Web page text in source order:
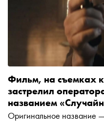
Фильм, на съемках
застрелил
названием
Оригинальное название —